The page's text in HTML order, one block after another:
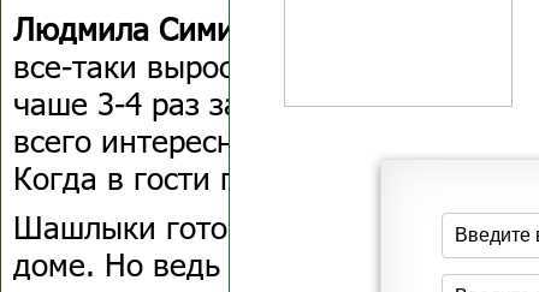
Людмила Симиненко:
все-таки выросла не в Ростове,
чаше 3-4 раз за год (надо бы
всего интересного) . На
Когда в гости приезжаешь,
Шашлыки готовим гораздо чаще,
доме. Но ведь они и не под